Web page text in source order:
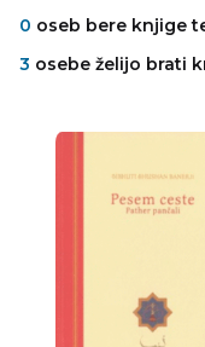
0 oseb bere knjige
3 osebe želijo brati